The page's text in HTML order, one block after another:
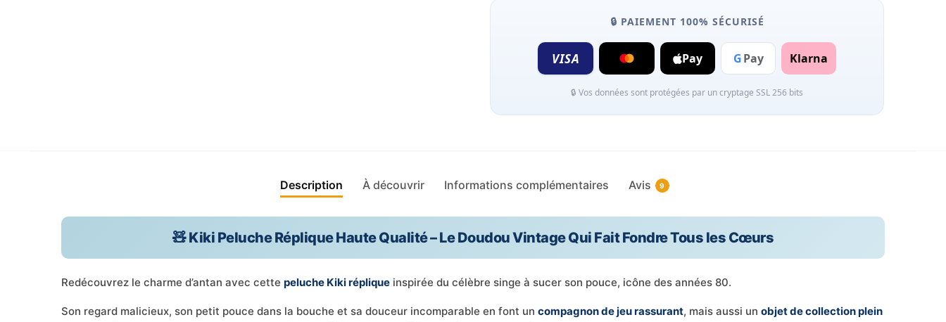
🔒 PAIEMENT 100% SÉCURISÉ
VISA Pay GPay Klarna
🔒 Vos données sont protégées par un cryptage SSL 256 bits
Description À découvrir Informations complémentaires Avis 9
🧸 Kiki Peluche Réplique Haute Qualité – Le Doudou Vintage Qui Fait Fondre Tous les Cœurs
Redécouvrez le charme d’antan avec cettepeluche Kiki réplique inspirée du célèbre singe à sucer son pouce, icône des années 80.
Son regard malicieux, son petit pouce dans la bouche et sa douceur incomparable en font uncompagnon de jeu rassurant, mais aussi unobjet de collection plein